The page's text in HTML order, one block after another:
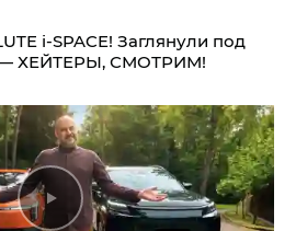
i‑SPACE! Заглянули под
— ХЕЙТЕРЫ, СМОТРИМ!